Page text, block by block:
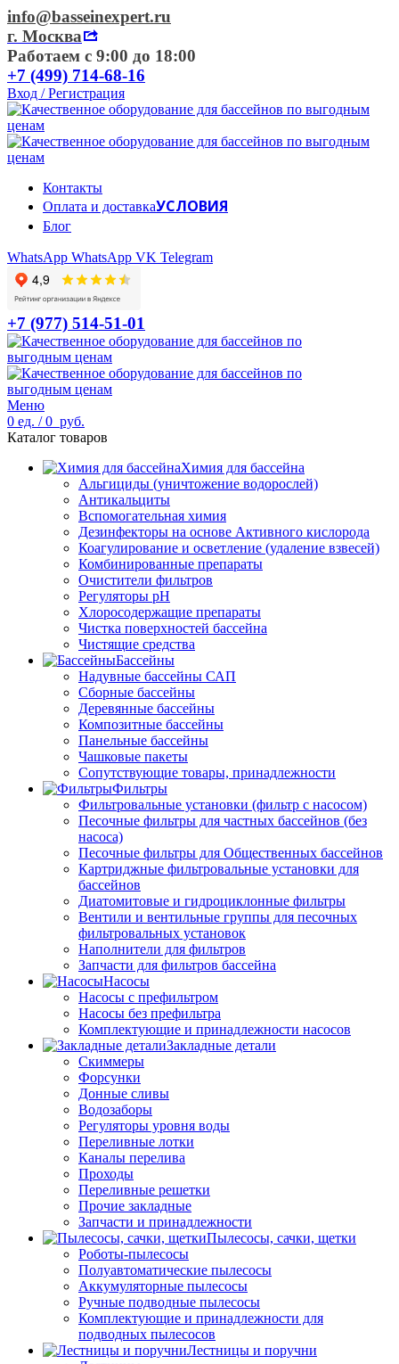
info@basseinexpert.ru
г. Москва
Работаем с 9:00 до 18:00
+7 (499) 714-68-16
Вход / Регистрация
Контакты
Оплата и доставкаУСЛОВИЯ
Блог
WhatsApp WhatsApp VK Telegram
+7 (977) 514-51-01
Меню
0 ед. / 0 руб.
Каталог товаров
Химия для бассейна
Альгициды (уничтожение водорослей)
Антикальциты
Вспомогательная химия
Дезинфекторы на основе Активного кислорода
Коагулирование и осветление (удаление взвесей)
Комбинированные препараты
Очистители фильтров
Регуляторы pH
Хлоросодержащие препараты
Чистка поверхностей бассейна
Чистящие средства
Бассейны
Надувные бассейны САП
Сборные бассейны
Деревянные бассейны
Композитные бассейны
Панельные бассейны
Чашковые пакеты
Сопутствующие товары, принадлежности
Фильтры
Фильтровальные установки (фильтр с насосом)
Песочные фильтры для частных бассейнов (без
насоса)
Песочные фильтры для Общественных бассейнов
Картриджные фильтровальные установки для
бассейнов
Диатомитовые и гидроциклонные фильтры
Вентили и вентильные группы для песочных
фильтровальных установок
Наполнители для фильтров
Запчасти для фильтров бассейна
Насосы
Насосы с префильтром
Насосы без префильтра
Комплектующие и принадлежности насосов
Закладные детали
Скиммеры
Форсунки
Донные сливы
Водозаборы
Регуляторы уровня воды
Переливные лотки
Каналы перелива
Проходы
Переливные решетки
Прочие закладные
Запчасти и принадлежности
Пылесосы, сачки, щетки
Роботы-пылесосы
Полуавтоматические пылесосы
Аккумуляторные пылесосы
Ручные подводные пылесосы
Комплектующие и принадлежности для
подводных пылесосов
Лестницы и поручни